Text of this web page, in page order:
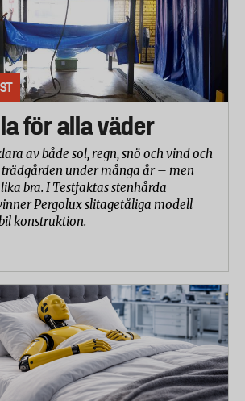
för alla väder
av både sol, regn, snö och vind och
under många år – men
bra. I Testfaktas stenhårda
Pergolux slitagetåliga modell
konstruktion.